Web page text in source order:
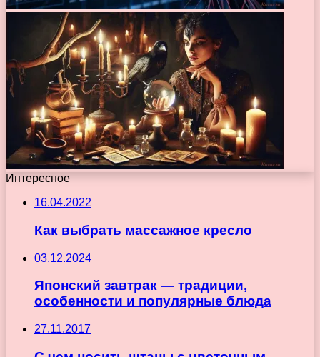
Интересное
16.04.2022
Как выбрать массажное кресло
03.12.2024
Японский завтрак — традиции,
особенности и популярные блюда
27.11.2017